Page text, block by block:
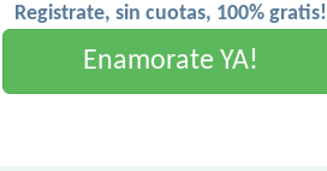
Registrate, sin cuotas, 100% gratis!
Enamorate YA!